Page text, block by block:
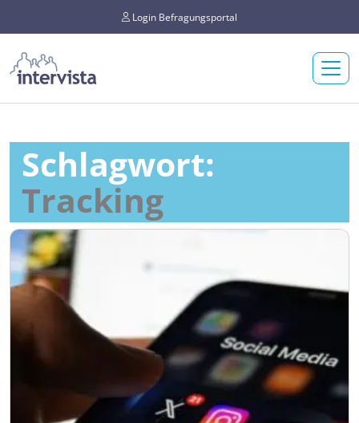
Login Befragungsportal
Schlagwort:
Tracking